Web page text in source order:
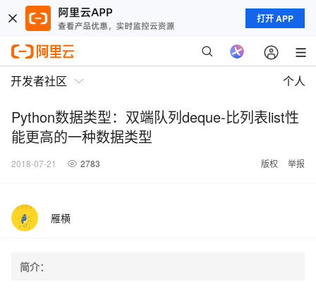
打开 APP
开发者社区 个人
Python数据类型：双端队列deque-比列表list性
能更高的一种数据类型
2018-07-21 2783 版权 举报
雁横
简介：